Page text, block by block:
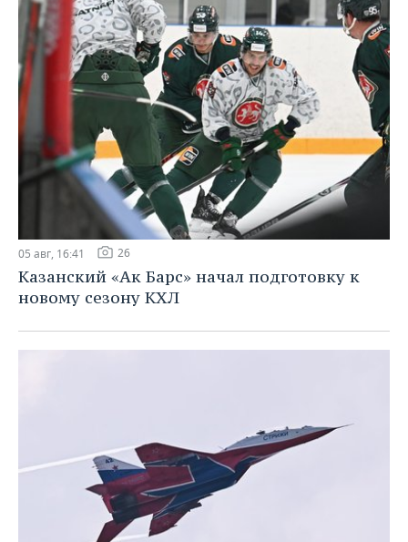
05 авг, 16:41 26
Казанский «Ак Барс» начал подготовку к
новому сезону КХЛ